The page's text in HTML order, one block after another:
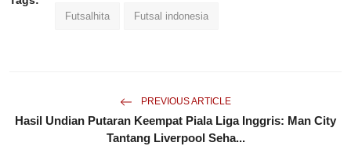
Futsalhita Futsal indonesia
PREVIOUS ARTICLE
Hasil Undian Putaran Keempat Piala Liga Inggris: Man City
Tantang Liverpool Seha...